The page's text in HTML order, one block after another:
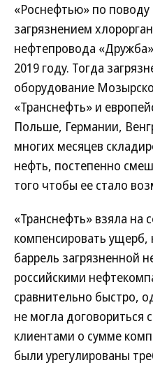
«Роснефтью» по поводу
загрязнением
нефтепровода
2019 году. Тогда
оборудование
«Транснефть» и
Польше, Германии,
многих месяцев
нефть, постепенно
того чтобы ее стало
«Транснефть» взяла на
компенсировать ущерб,
баррель загрязненной
российскими
сравнительно быстро,
не могла договориться
клиентами о сумме
были урегулированы